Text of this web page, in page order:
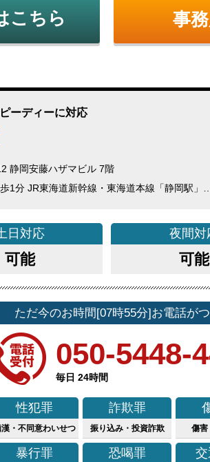
こちら 事
ーディーに対応
静岡安藤ハザマビル 7階
1分 JR東海道新幹線・東海道本線「静岡駅」…
日 対応
可能
夜間対
可能
050-5448-
ただ今のお時間[07時55分]お電話が
毎日 24時間
性犯罪
・不同意わいせつ
詐欺罪
振り込み・投資詐欺 傷害
暴行罪 恐喝罪